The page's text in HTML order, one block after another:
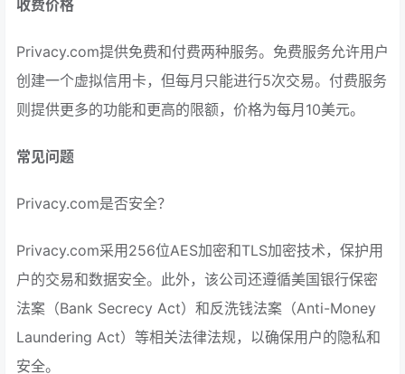
收费价格
Privacy.com提供免费和付费两种服务。免费服务允许用户
创建一个虚拟信用卡，但每月只能进行5次交易。付费服务
则提供更多的功能和更高的限额，价格为每月10美元。
常见问题
Privacy.com是否安全？
Privacy.com采用256位AES加密和TLS加密技术，保护用
户的交易和数据安全。此外，该公司还遵循美国银行保密
法案（Bank Secrecy Act）和反洗钱法案（Anti-Money
Laundering Act）等相关法律法规，以确保用户的隐私和
安全。